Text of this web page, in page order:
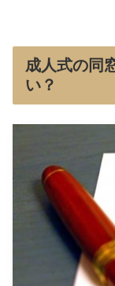
成人式の同
い？